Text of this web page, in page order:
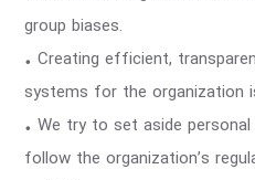
group biases.
• Creating efficient,
systems for the organization
• We try to set aside
follow the organization’s